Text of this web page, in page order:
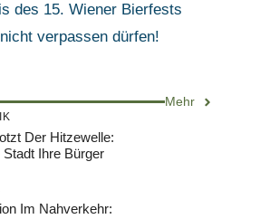
des 15. Wiener Bierfests
verpassen dürfen!
Mehr
Der Hitzewelle:
Stadt Ihre Bürger
Im Nahverkehr: